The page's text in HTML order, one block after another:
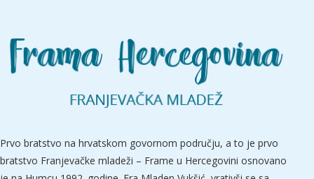
Prvo bratstvo na hrvatskom govornom području, a to je prvo
bratstvo Franjevačke mladeži – Frame u Hercegovini osnovano